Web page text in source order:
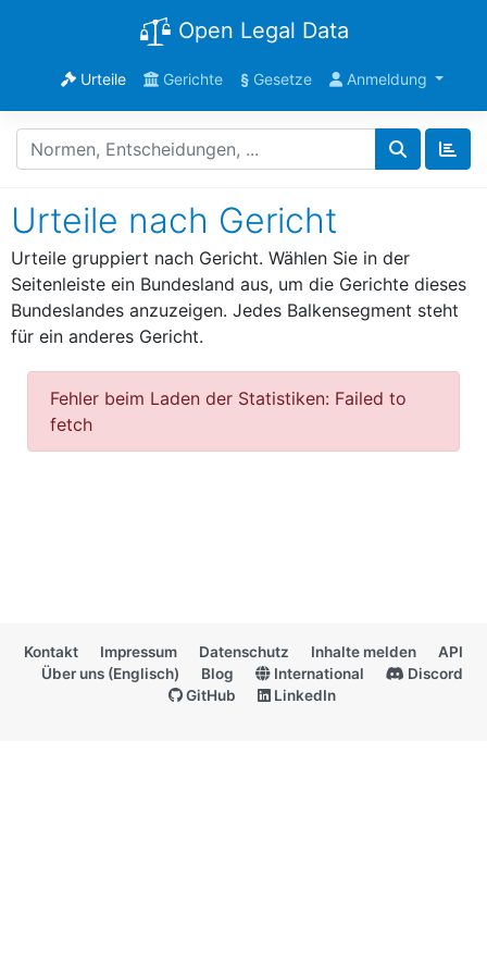
Open Legal Data
Urteile Gerichte §Gesetze Anmeldung
Urteile nach Gericht
Urteile gruppiert nach Gericht. Wählen Sie in der
Seitenleiste ein Bundesland aus, um die Gerichte dieses
Bundeslandes anzuzeigen. Jedes Balkensegment steht
für ein anderes Gericht.
Fehler beim Laden der Statistiken: Failed to
fetch
Kontakt Impressum Datenschutz Inhalte melden
API
Über uns (Englisch)
Blog International
Discord
GitHub
LinkedIn